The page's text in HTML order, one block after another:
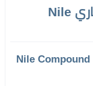
مشاريع شركة النيل للتطوير العقاري Nile
كمبوند نايل بوليفارد التجمع الخامس Nile Compound